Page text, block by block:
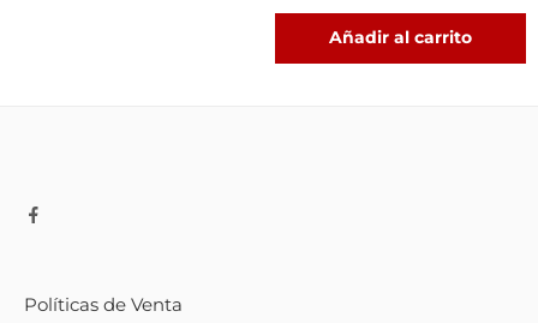
Añadir al carrito
Políticas de Venta